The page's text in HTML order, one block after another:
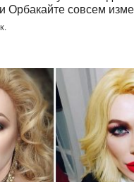
Орбакайте совсем